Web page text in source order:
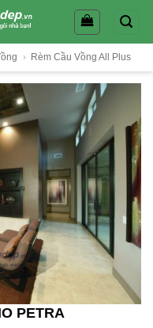
› Rèm Cầu Vồng All Plus
PETRA